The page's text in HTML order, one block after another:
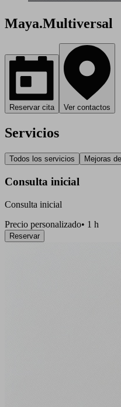
Maya.Multiversal
Reservar cita Ver contactos
Servicios
Todos los servicios Mejoras
Consulta inicial
Consulta inicial
Precio personalizado• 1 h
Reservar